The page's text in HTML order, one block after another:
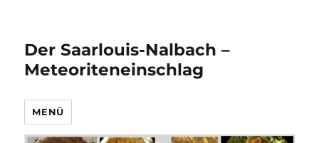
Der Saarlouis-Nalbach –
Meteoriteneinschlag
MENÜ